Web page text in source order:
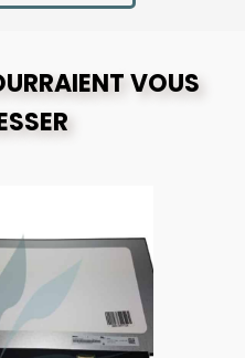
VOUS